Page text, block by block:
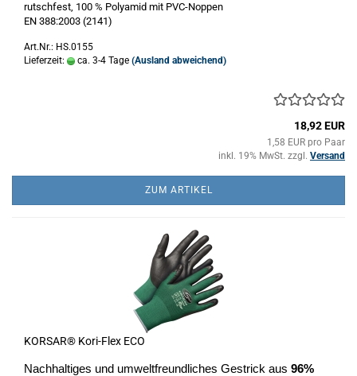
rutschfest, 100 % Polyamid mit PVC-Noppen
EN 388:2003 (2141)
Art.Nr.: HS.0155
Lieferzeit:
ca. 3-4 Tage (Ausland abweichend)
18,92 EUR
1,58 EUR pro Paar
inkl. 19% MwSt. zzgl. Versand
ZUM ARTIKEL
KORSAR® Kori-Flex ECO
Nachhaltiges und umweltfreundliches Gestrick aus 96%